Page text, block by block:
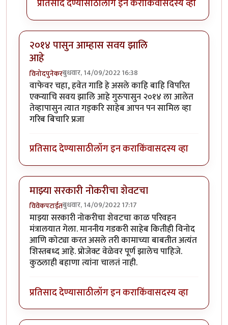
प्रतिसाद देण्यासाठीलॉग इन कराकिंवासदस्य व्हा
२०१४ पासुन आम्हास सवय झालि
आहे
विनोदपुनेकरबुधवार, 14/09/2022 16:38
वाफेवर चहा, हवेत गाडि हे असले काहि बाहि विपरित
एक्न्याचि सवय झालि आहे गुरुपासुन २०१४ ला आलेत
तेव्हापासुन त्यात गड्करि साहेब आपन पन सामिल व्हा
गरिब बिचारि प्रजा
प्रतिसाद देण्यासाठीलॉग इन कराकिंवासदस्य व्हा
माझ्या सरकारी नोकरीचा शेवटचा
विवेकपटाईतबुधवार, 14/09/2022 17:17
माझ्या सरकारी नोकरीचा शेवटचा काळ परिवहन
मंत्रालयात गेला. माननीय गडकरी साहेब कितीही विनोद
आणि कोट्या करत असले तरी कामाच्या बाबतीत अत्यंत
शिस्तबध्द आहे. प्रोजेक्ट वेळेवर पूर्ण झालेच पाहिजे.
कुठलाही बहाणा त्यांना चालतं नाही.
प्रतिसाद देण्यासाठीलॉग इन कराकिंवासदस्य व्हा